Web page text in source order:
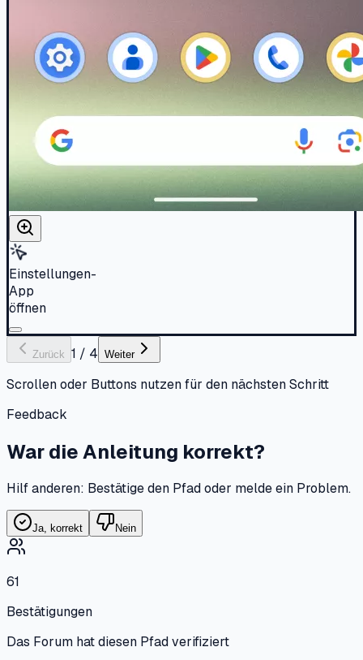
Einstellungen-
App
öffnen
Zurück 1 / 4 Weiter
Scrollen oder Buttons nutzen für den nächsten Schritt
Feedback
War die Anleitung korrekt?
Hilf anderen: Bestätige den Pfad oder melde ein Problem.
Ja, korrekt Nein
61
Bestätigungen
Das Forum hat diesen Pfad verifiziert